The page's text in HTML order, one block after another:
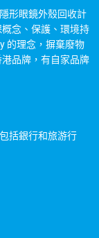
形眼鏡外殼回收計
念、保護、環境持
的理念，摒棄廢物
品牌，有自家品牌
括銀行和旅游行